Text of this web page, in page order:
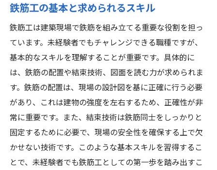
する求人情報
三郷市の鉄筋工求人の特徴
求人情報を選ぶ際のポイント
企業が提供する研修制度の内容
未経験者向け求人の探し方
三郷市での働きやすさと生活環境
求人情報を活用してキャリアアップする方
法
安心の研修制度で未経験から鉄筋工へ三郷市で
の新たな挑戦
鉄筋工の基本と求められるスキル
鉄筋工は建築現場で鉄筋を組み立てる重要な役割を担っ
ています。未経験者でもチャレンジできる職種ですが、
基本的なスキルを理解することが重要です。具体的に
は、鉄筋の配置や結束技術、図面を読む力が求められま
す。鉄筋の配置は、現場の設計図を基に正確に行う必要
があり、これは建物の強度を左右するため、正確性が非
常に重要です。また、結束技術は鉄筋同士をしっかりと
固定するために必要で、現場の安全性を確保する上で欠
かせない技術です。このような基本スキルを習得するこ
とで、未経験者でも鉄筋工としての第一歩を踏み出すこ